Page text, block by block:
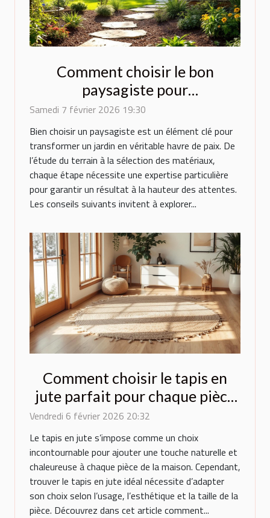
Comment choisir le bon
paysagiste pour
métamorphoser votre espace
extérieur ?
Samedi 7 février 2026 19:30
Bien choisir un paysagiste est un élément clé pour
transformer un jardin en véritable havre de paix. De
l’étude du terrain à la sélection des matériaux,
chaque étape nécessite une expertise particulière
pour garantir un résultat à la hauteur des attentes.
Les conseils suivants invitent à explorer...
Comment choisir le tapis en
jute parfait pour chaque pièce
de la maison ?
Vendredi 6 février 2026 20:32
Le tapis en jute s’impose comme un choix
incontournable pour ajouter une touche naturelle et
chaleureuse à chaque pièce de la maison. Cependant,
trouver le tapis en jute idéal nécessite d’adapter
son choix selon l’usage, l’esthétique et la taille de la
pièce. Découvrez dans cet article comment...